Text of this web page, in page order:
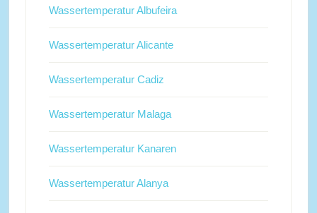
Wassertemperatur Albufeira
Wassertemperatur Alicante
Wassertemperatur Cadiz
Wassertemperatur Malaga
Wassertemperatur Kanaren
Wassertemperatur Alanya